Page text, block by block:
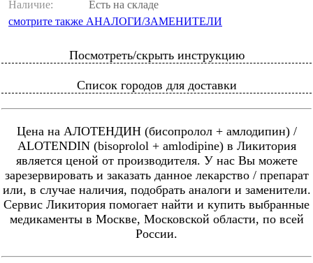
Наличие:
Есть на складе
смотрите также АНАЛОГИ/ЗАМЕНИТЕЛИ
Посмотреть/скрыть инструкцию
Список городов для доставки
Цена на АЛОТЕНДИН (бисопролол + амлодипин) /
ALOTENDIN (bisoprolol + amlodipine) в Ликитория
является ценой от производителя. У нас Вы можете
зарезервировать и заказать данное лекарство / препарат
или, в случае наличия, подобрать аналоги и заменители.
Сервис Ликитория помогает найти и купить выбранные
медикаменты в Москве, Московской области, по всей
России.